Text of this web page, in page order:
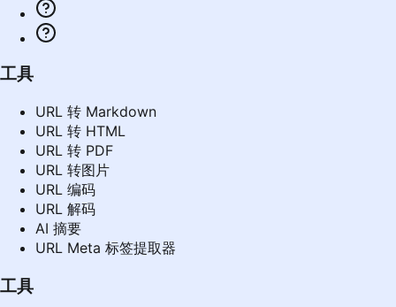
工具
URL 转 Markdown
URL 转 HTML
URL 转 PDF
URL 转图片
URL 编码
URL 解码
AI 摘要
URL Meta 标签提取器
工具